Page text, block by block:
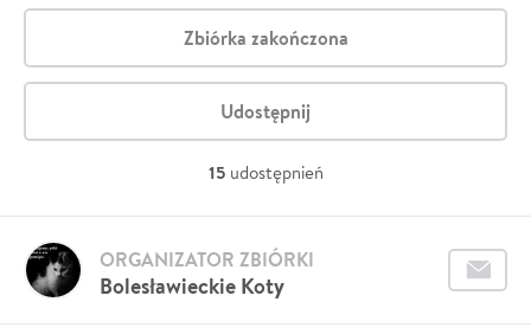
Zbiórka zakończona
Udostępnij
15 udostępnień
Bolesławieckie Koty
ORGANIZATOR ZBIÓRKI